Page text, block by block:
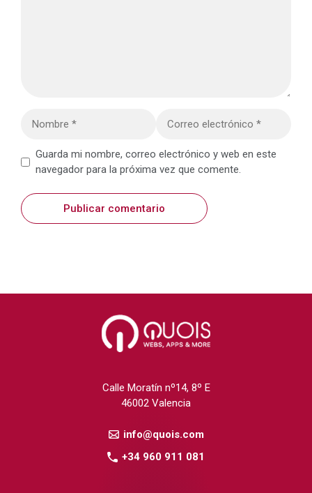
electrónico
WebGuarda mi nombre, correo electrónico y web en este
navegador para la próxima vez que comente.
Calle Moratín nº14, 8º E
46002 Valencia
info@quois.com
+34 960 911 081